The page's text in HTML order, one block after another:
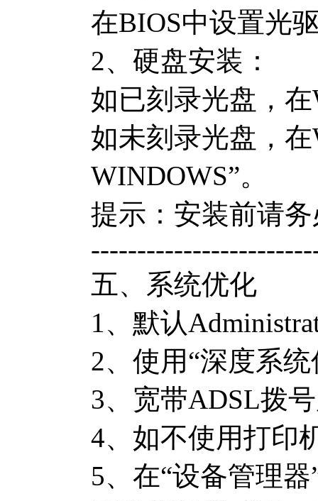
在BIOS中设置光
2、硬盘安装：
如已刻录光盘，
如未刻录光盘，
WINDOWS”。
提示：安装前请
五、系统优化
1、默认
2、使用“深度系
3、宽带ADSL拨
4、如不使用打印
5、在“设备管理